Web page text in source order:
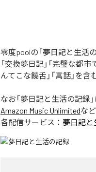
零度poolの「夢日記と生活
「交換夢日記」「完璧な都
んてこな饒舌」「寓話」を含
なお「夢日記と生活の記録
Amazon Music Unlimitedな
各配信サービス： 夢日記と